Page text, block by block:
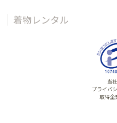
着物レンタル
当
プライバ
取得企